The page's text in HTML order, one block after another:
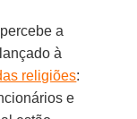
a
à
religiões:
e